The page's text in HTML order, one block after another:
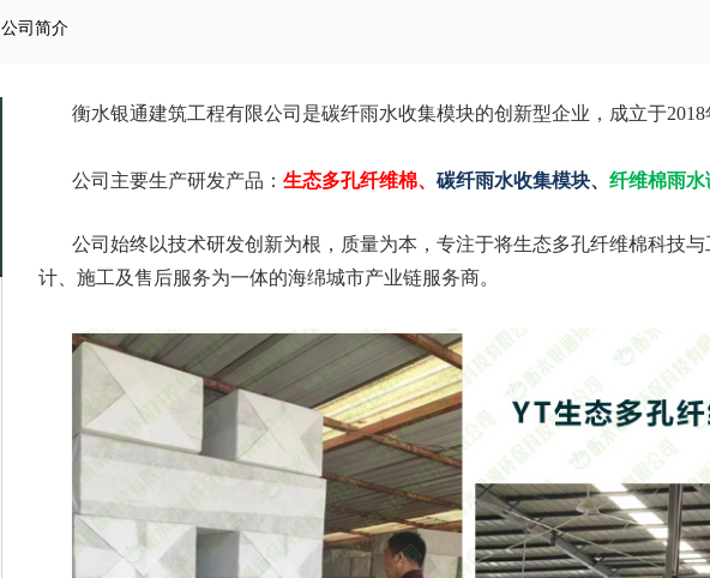
公司简介
衡水银通建筑工程有限公司是碳纤雨水收集模块的创新型企业，成立于2018
公司主要生产研发产品： 生态多孔纤维棉、 碳纤雨水收集模块、 纤维棉雨水
公司始终以技术研发创新为根，质量为本，专注于将生态多孔纤维棉科技
计、施工及售后服务为一体的海绵城市产业链服务商。